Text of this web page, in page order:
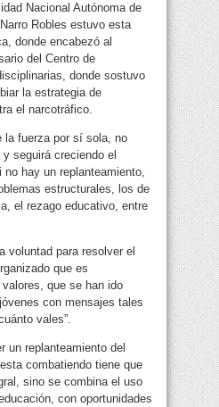
Nacional Autónoma de
Robles estuvo esta
donde encabezó al
del Centro de
donde sostuvo
la estrategia de
el narcotráfico.
la fuerza por sí sola, no
seguirá creciendo el
hay un replanteamiento,
estructurales, los de
el rezago educativo, entre
voluntad para resolver el
que es
que se han ido
con mensajes tales
vales”.
un replanteamiento del
combatiendo tiene que
sino se combina el uso
con oportunidades